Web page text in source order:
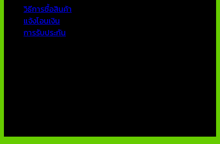
วิธีการซื้อสินค้า
แจ้งโอนเงิน
การรับประกัน